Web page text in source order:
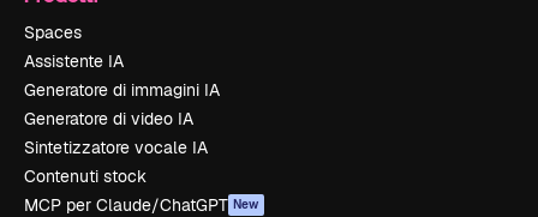
Spaces
Assistente IA
Generatore di immagini IA
Generatore di video IA
Sintetizzatore vocale IA
Contenuti stock
MCP per Claude/ChatGPT New